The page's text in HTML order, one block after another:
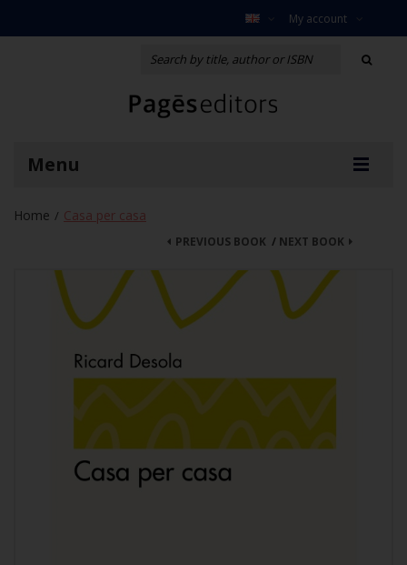
My account
Menu
Home / Casa per casa
NEXT BOOK
PREVIOUS BOOK /